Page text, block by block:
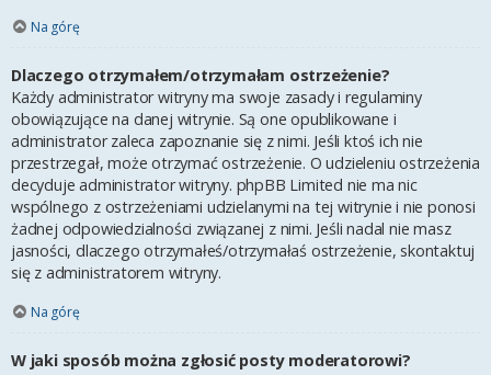
Na górę
Dlaczego otrzymałem/otrzymałam ostrzeżenie?
Każdy administrator witryny ma swoje zasady i regulaminy
obowiązujące na danej witrynie. Są one opublikowane i
administrator zaleca zapoznanie się z nimi. Jeśli ktoś ich nie
przestrzegał, może otrzymać ostrzeżenie. O udzieleniu ostrzeżenia
decyduje administrator witryny. phpBB Limited nie ma nic
wspólnego z ostrzeżeniami udzielanymi na tej witrynie i nie ponosi
żadnej odpowiedzialności związanej z nimi. Jeśli nadal nie masz
jasności, dlaczego otrzymałeś/otrzymałaś ostrzeżenie, skontaktuj
się z administratorem witryny.
Na górę
W jaki sposób można zgłosić posty moderatorowi?